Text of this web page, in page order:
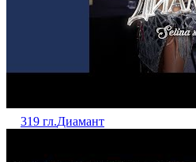
319 гл.Диамант